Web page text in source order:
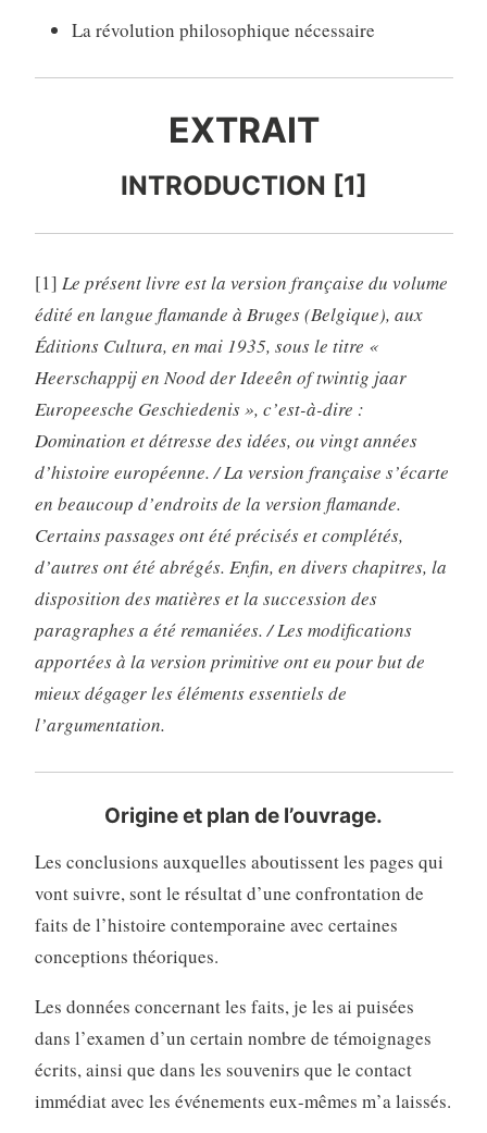
La révolution philosophique nécessaire
EXTRAIT
INTRODUCTION [1]
[1] Le présent livre est la version française du volume
édité en langue flamande à Bruges (Belgique), aux
Éditions Cultura, en mai 1935, sous le titre «
Heerschappij en Nood der Ideeên of twintig jaar
Europeesche Geschiedenis », c’est-à-dire :
Domination et détresse des idées, ou vingt années
d’histoire européenne. / La version française s’écarte
en beaucoup d’endroits de la version flamande.
Certains passages ont été précisés et complétés,
d’autres ont été abrégés. Enfin, en divers chapitres, la
disposition des matières et la succession des
paragraphes a été remaniées. / Les modifications
apportées à la version primitive ont eu pour but de
mieux dégager les éléments essentiels de
l’argumentation.
Origine et plan de l’ouvrage.
Les conclusions auxquelles aboutissent les pages qui
vont suivre, sont le résultat d’une confrontation de
faits de l’histoire contemporaine avec certaines
conceptions théoriques.
Les données concernant les faits, je les ai puisées
dans l’examen d’un certain nombre de témoignages
écrits, ainsi que dans les souvenirs que le contact
immédiat avec les événements eux-mêmes m’a laissés.